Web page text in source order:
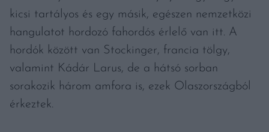
kicsi tartályos és egy másik, egészen nemzetközi
hangulatot hordozó fahordós érlelő van itt. A
hordók között van Stockinger, francia tölgy,
valamint Kádár Larus, de a hátsó sorban
sorakozik három amfora is, ezek Olaszországból
érkeztek.